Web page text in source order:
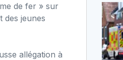
de fer » sur
des jeunes
allégation à